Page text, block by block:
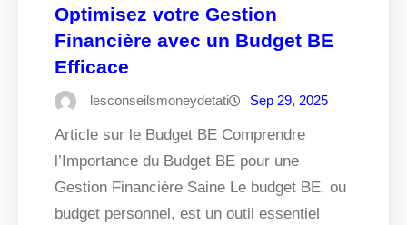
Optimisez votre Gestion
Financière avec un Budget BE
Efficace
lesconseilsmoneydetati Sep 29, 2025
Article sur le Budget BE Comprendre
l’Importance du Budget BE pour une
Gestion Financière Saine Le budget BE, ou
budget personnel, est un outil essentiel